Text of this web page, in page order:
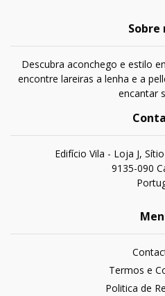
Sobre
Descubra aconchego e estilo
encontre lareiras a lenha e a
encantar
Edifício Vila - Loja J,
9135-090
Termos e
Politica de